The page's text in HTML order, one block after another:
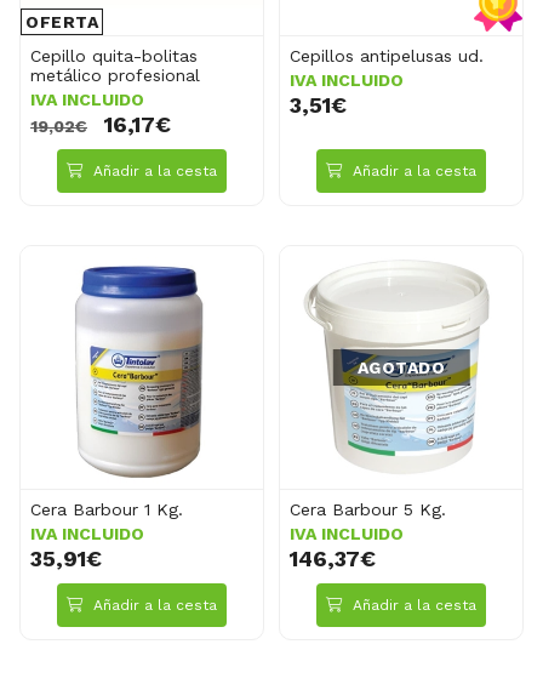
OFERTA
Cepillo quita-bolitas
metálico profesional
IVA INCLUIDO
19,02€
16,17€
Añadir a la cesta
Cepillos antipelusas ud.
IVA INCLUIDO
3,51€
Añadir a la cesta
Cera Barbour 1 Kg.
IVA INCLUIDO
35,91€
Añadir a la cesta
AGOTADO
Cera Barbour 5 Kg.
IVA INCLUIDO
146,37€
Añadir a la cesta